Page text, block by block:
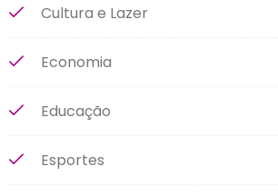
Cultura e Lazer
Economia
Educação
Esportes